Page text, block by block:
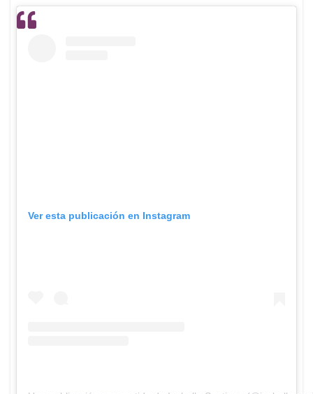
Ver esta publicación en Instagram